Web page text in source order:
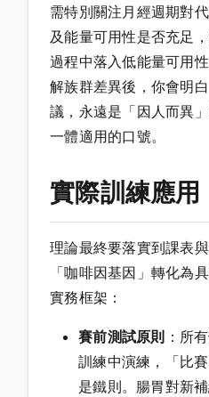
需特別關注月經週期對
及能量可用性是否充足
過程中落入低能量可用
解族群差異後，你會明
議，永遠是「因人而異
一體適用的口號。
實際訓練應用
理論最終要落實到課表
「咖啡因基因」轉化為
實務框架：
賽前測試原則 ：所
訓練中演練，「比
是鐵則。腸胃對新